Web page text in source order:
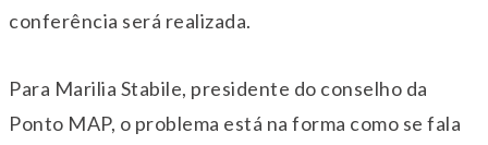
conferência será realizada.
Para Marilia Stabile, presidente do conselho da
Ponto MAP, o problema está na forma como se fala